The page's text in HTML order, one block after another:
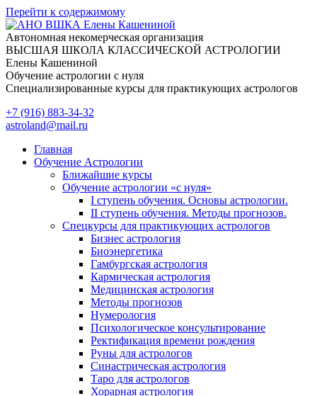
Перейти к содержимому
Автономная некомерческая организация
ВЫСШАЯ ШКОЛА КЛАССИЧЕСКОЙ АСТРОЛОГИИ
Елены Кашениной
Обучение астрологии с нуля
Специализированные курсы для практикующих астрологов
+7 (916) 883-34-32
astroland@mail.ru
Главная
Обучение Астрологии
Ближайшие курсы
Обучение астрологии «с нуля»
I ступень обучения. Основы астрологии.
II ступень обучения. Методы прогнозов.
Спецкурсы для практикующих астрологов
Бизнес астрология
Биоэнергетика
Гамбургская астрология
Кармическая астрология
Медицинская астрология
Методы прогнозов
Нумерология
Психологическое консультирование
Ректификация времени рождения
Руны для астрологов
Синастрическая астрология
Таро для астрологов
Хорарная астрология